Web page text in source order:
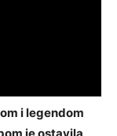
i legendom
je ostavila